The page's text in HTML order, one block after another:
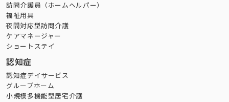
訪問介護員（ホームヘルパー）
福祉用具
夜間対応型訪問介護
ケアマネージャー
ショートステイ
認知症
認知症デイサービス
グループホーム
小規模多機能型居宅介護